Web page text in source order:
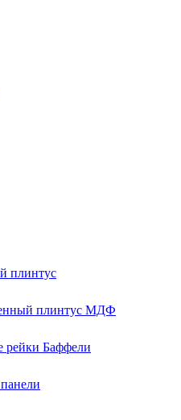
плинтус
плинтус МДФ
рейки Баффели